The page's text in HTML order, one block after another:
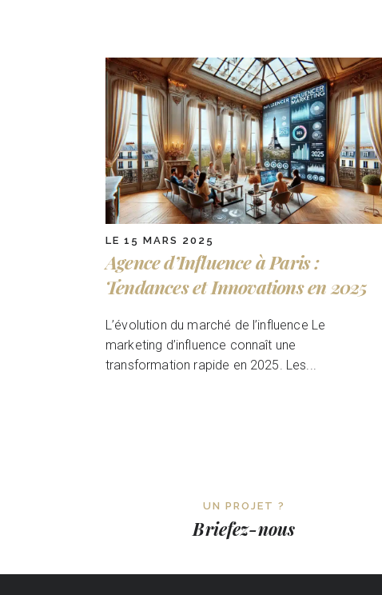
LE 15 MARS 2025
Agence d’Influence à Paris :
Tendances et Innovations en 2025
L’évolution du marché de l’influence Le
marketing d’influence connaît une
transformation rapide en 2025. Les...
UN PROJET ?
Briefez-nous